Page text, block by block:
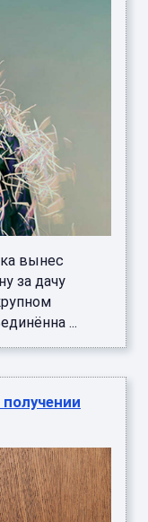
вынес
за дачу
...